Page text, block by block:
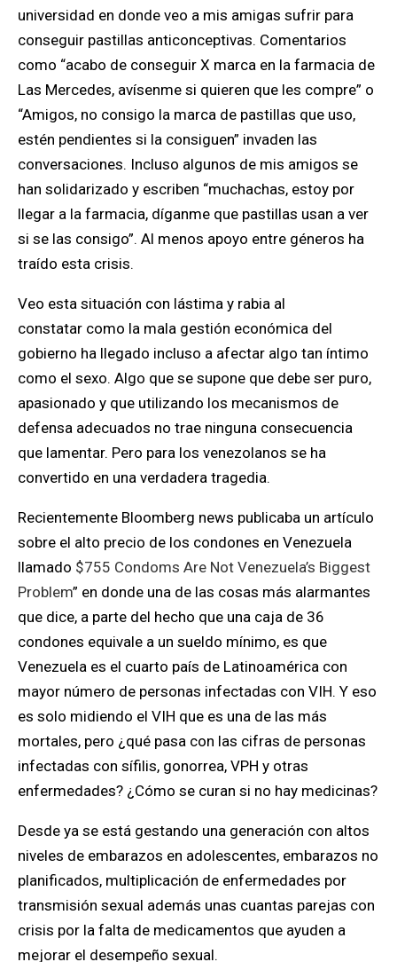
universidad en donde veo a mis amigas sufrir para
conseguir pastillas anticonceptivas. Comentarios
como “acabo de conseguir X marca en la farmacia de
Las Mercedes, avísenme si quieren que les compre” o
“Amigos, no consigo la marca de pastillas que uso,
estén pendientes si la consiguen” invaden las
conversaciones. Incluso algunos de mis amigos se
han solidarizado y escriben “muchachas, estoy por
llegar a la farmacia, díganme que pastillas usan a ver
si se las consigo”. Al menos apoyo entre géneros ha
traído esta crisis.
Veo esta situación con lástima y rabia al
constatar como la mala gestión económica del
gobierno ha llegado incluso a afectar algo tan íntimo
como el sexo. Algo que se supone que debe ser puro,
apasionado y que utilizando los mecanismos de
defensa adecuados no trae ninguna consecuencia
que lamentar. Pero para los venezolanos se ha
convertido en una verdadera tragedia.
Recientemente Bloomberg news publicaba un artículo
sobre el alto precio de los condones en Venezuela
llamado $755 Condoms Are Not Venezuela’s Biggest
Problem” en donde una de las cosas más alarmantes
que dice, a parte del hecho que una caja de 36
condones equivale a un sueldo mínimo, es que
Venezuela es el cuarto país de Latinoamérica con
mayor número de personas infectadas con VIH. Y eso
es solo midiendo el VIH que es una de las más
mortales, pero ¿qué pasa con las cifras de personas
infectadas con sífilis, gonorrea, VPH y otras
enfermedades? ¿Cómo se curan si no hay medicinas?
Desde ya se está gestando una generación con altos
niveles de embarazos en adolescentes, embarazos no
planificados, multiplicación de enfermedades por
transmisión sexual además unas cuantas parejas con
crisis por la falta de medicamentos que ayuden a
mejorar el desempeño sexual.